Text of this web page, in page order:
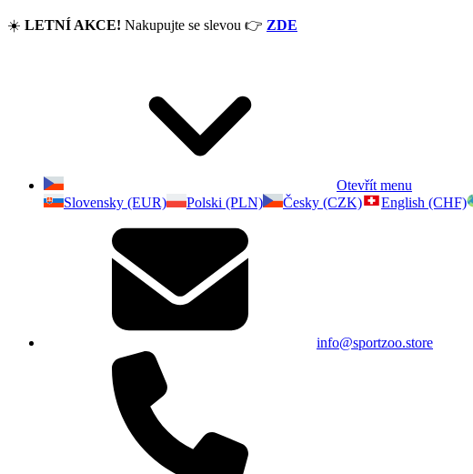
☀️ LETNÍ AKCE! Nakupujte se slevou 👉 ZDE
Otevřít menu
Slovensky (EUR)
Polski (PLN) Česky (CZK) English (CHF)
info@sportzoo.store